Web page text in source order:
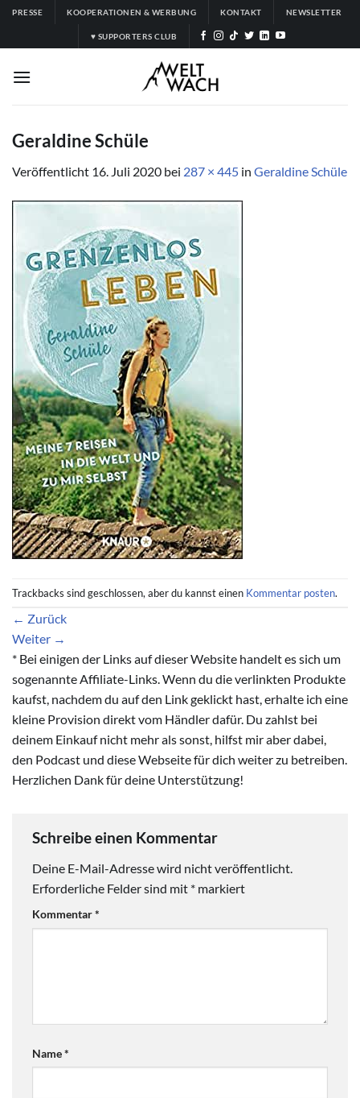
Zum
springen
PRESSE KOOPERATIONEN & WERBUNG KONTAKT NEWSLETTER
♥ SUPPORTERS CLUB
Geraldine Schüle
Veröffentlicht 16. Juli 2020 bei 287 × 445 in Geraldine Schüle
Trackbacks sind geschlossen, aber du kannst einen Kommentar posten.
← Zurück
Weiter →
* Bei einigen der Links auf dieser Website handelt es sich um
sogenannte Affiliate-Links. Wenn du die verlinkten Produkte
kaufst, nachdem du auf den Link geklickt hast, erhalte ich eine
kleine Provision direkt vom Händler dafür. Du zahlst bei
deinem Einkauf nicht mehr als sonst, hilfst mir aber dabei,
den Podcast und diese Webseite für dich weiter zu betreiben.
Herzlichen Dank für deine Unterstützung!
Schreibe einen Kommentar
Deine E-Mail-Adresse wird nicht veröffentlicht.
Erforderliche Felder sind mit * markiert
Kommentar*
Name*